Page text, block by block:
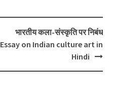
भारतीय कला-संस्कृति पर निबंध
Essay on Indian culture art in
Hindi